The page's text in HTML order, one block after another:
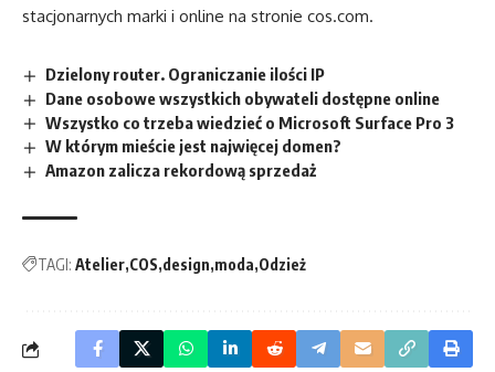
stacjonarnych marki i online na stronie cos.com.
Dzielony router. Ograniczanie ilości IP
Dane osobowe wszystkich obywateli dostępne online
Wszystko co trzeba wiedzieć o Microsoft Surface Pro 3
W którym mieście jest najwięcej domen?
Amazon zalicza rekordową sprzedaż
TAGI: Atelier COS design moda Odzież